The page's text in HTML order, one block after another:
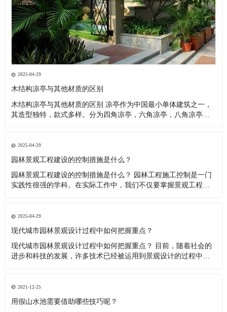
2025-04-29
木结构凉亭与其他材质的区别
木结构凉亭与其他材质的区别 凉亭作为中国最小单体建筑之一，
其造型独特，款式多样。分为四角凉亭，六角凉亭，八角凉亭，
着科技的发展，混凝土凉亭·铝合金凉亭·塑木凉亭也逐渐出现在人
们视线
2025-04-29
园林景观工程建设的控制措施是什么？
园林景观工程建设的控制措施是什么？ 园林工程施工控制是一门
实践性很强的学科。在实际工作中，我们不仅要掌握景观工程的
造一个经济、实用、美观的园林工程。所谓“三项控制”，是指园林
绿化工程的
2025-04-29
现代城市园林景观设计过程中如何把握重点？
现代城市园林景观设计过程中如何把握重点？ 目前，随着社会的
进步和科技的发展，许多技术已经被运用到景观设计的过程中。
展。那么现代城市园林景观工程过程中的关键点是什么呢？ 园林
景观工程 一、
2021-12-25
用假山水池需要借助哪些技巧呢？